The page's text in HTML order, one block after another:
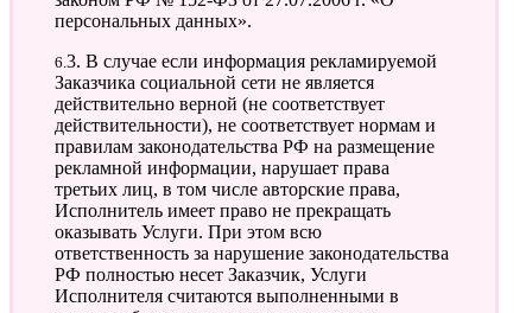
персональных данных».
6.3. В случае если информация рекламируемой
Заказчика социальной сети не является
действительно верной (не соответствует
действительности), не соответствует нормам и
правилам законодательства РФ на размещение
рекламной информации, нарушает права
третьих лиц, в том числе авторские права,
Исполнитель имеет право не прекращать
оказывать Услуги. При этом всю
ответственность за нарушение законодательства
РФ полностью несет Заказчик, Услуги
Исполнителя считаются выполненными в